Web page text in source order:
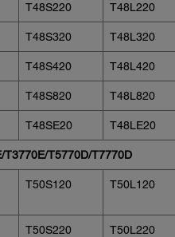
T48S220 T48L220
T48S320 T48L320
T48S420 T48L420
T48S820 T48L820
T48SE20 T48LE20
T3770E/T5770D/T7770D
T50S120 T50L120
T50S220 T50L220